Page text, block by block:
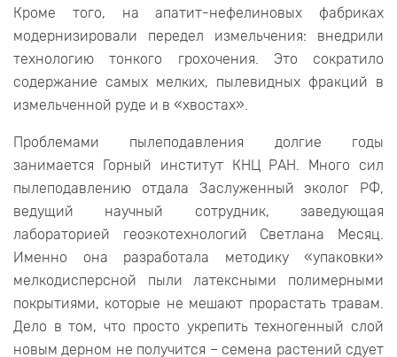
Кроме того, на апатит-нефелиновых фабриках
модернизировали передел измельчения: внедрили
технологию тонкого грохочения. Это сократило
содержание самых мелких, пылевидных фракций в
измельченной руде и в «хвостах».
Проблемами пылеподавления долгие годы
занимается Горный институт КНЦ РАН. Много сил
пылеподавлению отдала Заслуженный эколог РФ,
ведущий научный сотрудник, заведующая
лабораторией геоэкотехнологий Светлана Месяц.
Именно она разработала методику «упаковки»
мелкодисперсной пыли латексными полимерными
покрытиями, которые не мешают прорастать травам.
Дело в том, что просто укрепить техногенный слой
новым дерном не получится – семена растений сдует